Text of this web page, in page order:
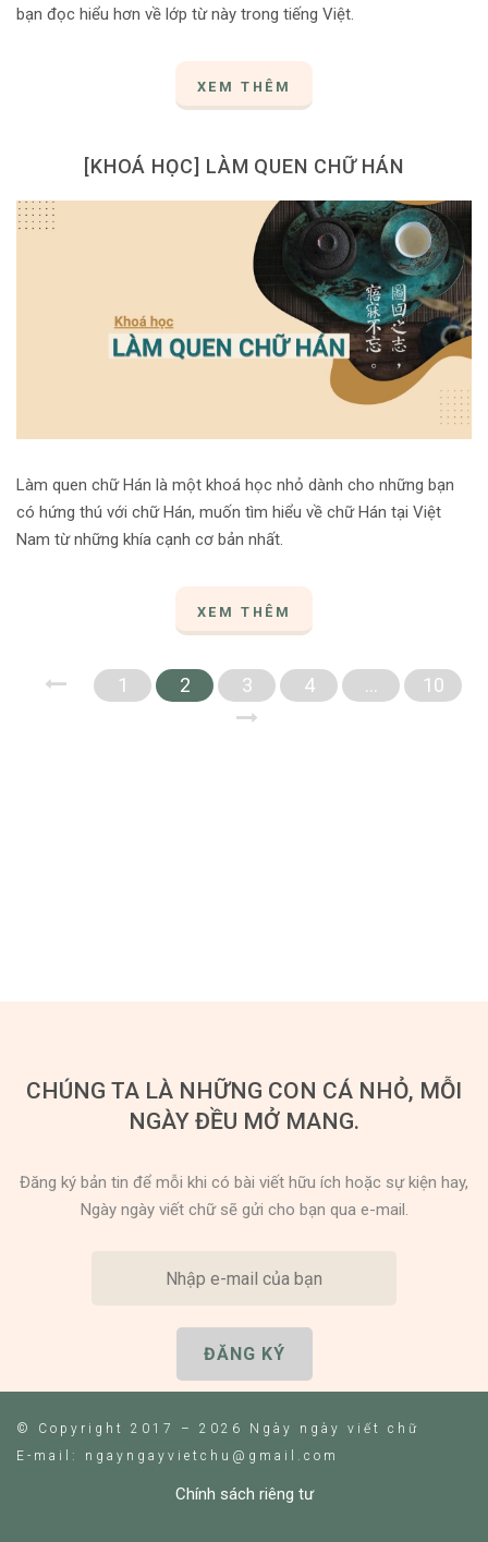
bạn đọc hiểu hơn về lớp từ này trong tiếng Việt.
XEM THÊM
[KHOÁ HỌC] LÀM QUEN CHỮ HÁN
Làm quen chữ Hán là một khoá học nhỏ dành cho những bạn
có hứng thú với chữ Hán, muốn tìm hiểu về chữ Hán tại Việt
Nam từ những khía cạnh cơ bản nhất.
XEM THÊM
1 2 3 4 … 10
CHÚNG TA LÀ NHỮNG CON CÁ NHỎ, MỖI
NGÀY ĐỀU MỞ MANG.
Đăng ký bản tin để mỗi khi có bài viết hữu ích hoặc sự kiện hay,
Ngày ngày viết chữ sẽ gửi cho bạn qua e-mail.
© Copyright 2017 – 2026 Ngày ngày viết chữ
E-mail: ngayngayvietchu@gmail.com
Chính sách riêng tư